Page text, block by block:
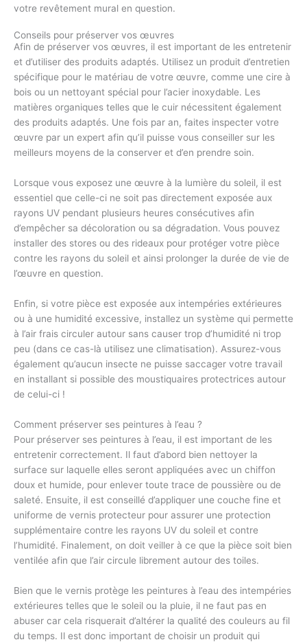
votre revêtement mural en question.
Conseils pour préserver vos œuvres
Afin de préserver vos œuvres, il est important de les entretenir
et d’utiliser des produits adaptés. Utilisez un produit d’entretien
spécifique pour le matériau de votre œuvre, comme une cire à
bois ou un nettoyant spécial pour l’acier inoxydable. Les
matières organiques telles que le cuir nécessitent également
des produits adaptés. Une fois par an, faites inspecter votre
œuvre par un expert afin qu’il puisse vous conseiller sur les
meilleurs moyens de la conserver et d’en prendre soin.
Lorsque vous exposez une œuvre à la lumière du soleil, il est
essentiel que celle-ci ne soit pas directement exposée aux
rayons UV pendant plusieurs heures consécutives afin
d’empêcher sa décoloration ou sa dégradation. Vous pouvez
installer des stores ou des rideaux pour protéger votre pièce
contre les rayons du soleil et ainsi prolonger la durée de vie de
l’œuvre en question.
Enfin, si votre pièce est exposée aux intempéries extérieures
ou à une humidité excessive, installez un système qui permette
à l’air frais circuler autour sans causer trop d’humidité ni trop
peu (dans ce cas-là utilisez une climatisation). Assurez-vous
également qu’aucun insecte ne puisse saccager votre travail
en installant si possible des moustiquaires protectrices autour
de celui-ci !
Comment préserver ses peintures à l’eau ?
Pour préserver ses peintures à l’eau, il est important de les
entretenir correctement. Il faut d’abord bien nettoyer la
surface sur laquelle elles seront appliquées avec un chiffon
doux et humide, pour enlever toute trace de poussière ou de
saleté. Ensuite, il est conseillé d’appliquer une couche fine et
uniforme de vernis protecteur pour assurer une protection
supplémentaire contre les rayons UV du soleil et contre
l’humidité. Finalement, on doit veiller à ce que la pièce soit bien
ventilée afin que l’air circule librement autour des toiles.
Bien que le vernis protège les peintures à l’eau des intempéries
extérieures telles que le soleil ou la pluie, il ne faut pas en
abuser car cela risquerait d’altérer la qualité des couleurs au fil
du temps. Il est donc important de choisir un produit qui